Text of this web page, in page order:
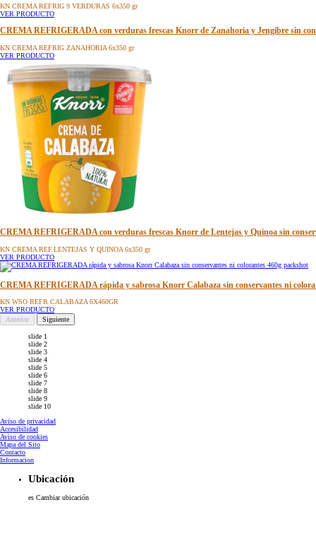
KN CREMA REFRIG 9 VERDURAS 6x350 gr
VER PRODUCTO
CREMA REFRIGERADA con verduras frescas Knorr de Zanahoria y Jengibre sin
KN CREMA REFRIG ZANAHORIA 6x350 gr
VER PRODUCTO
CREMA REFRIGERADA con verduras frescas Knorr de Lentejas y Quinoa sin
KN CREMA REF.LENTEJAS Y QUINOA 6x350 gr
VER PRODUCTO
CREMA REFRIGERADA rápida y sabrosa Knorr Calabaza sin conservantes ni
KN WSO REFR CALABAZA 6X460GR
VER PRODUCTO
Anterior
Siguiente
slide 1
slide 2
slide 3
slide 4
slide 5
slide 6
slide 7
slide 8
slide 9
slide 10
Aviso de privacidad
Accesibilidad
Aviso de cookies
Configurar Cookies
Mapa del Sito
Contacto